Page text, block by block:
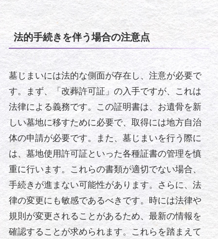
法的手続きを伴う場合の注意点
墓じまいには法的な側面が存在し、注意が必要で
す。まず、「改葬許可証」の入手ですが、これは
法律による義務です。この証明書は、お遺骨を新
しい墓地に移すために必要で、取得には地方自治
体の申請が必要です。また、墓じまいを行う際に
は、墓地使用許可証といった各種証書の管理を慎
重に行います。これらの書類が適切でない場合、
手続きが進まない可能性があります。さらに、法
律の変更にも敏感であるべきです。時には法律や
規則が変更されることがあるため、最新の情報を
確認することが求められます。これらを踏まえて